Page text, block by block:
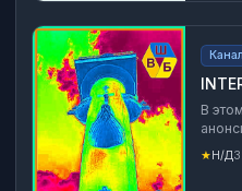
Канал
В
★ Н/Д